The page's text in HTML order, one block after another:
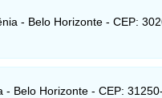
- Belo Horizonte - CEP:
- Belo Horizonte - CEP: